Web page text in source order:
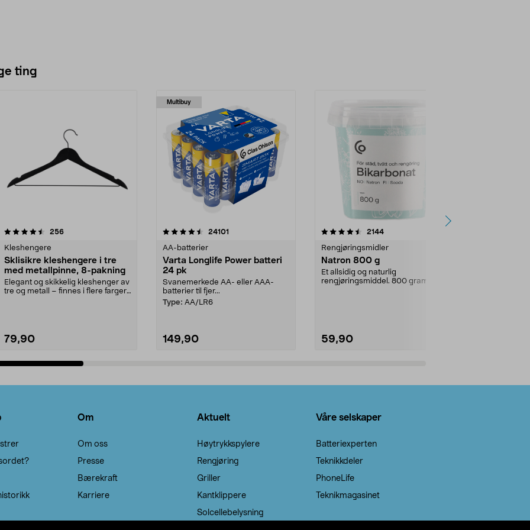
ting
256anmeldelser
Kleshengere
Sklisikre kleshengere i tre
med metallpinne, 8-pakning
Elegant og skikkelig kleshenger av
tre og metall – finnes i flere farger.
79,90
Multibuy
4.5av 5 stjerner 24101
AA-batterier
Varta Longlife Power batteri
24 pk
Svanemerkede AA- eller AAA-
batterier til fjer...
Type: AA/LR6
149,90
4.5av 5 stjerner 2144anmeldelser
Rengjøringsmidler
Natron 800 g
Et allsidig og naturlig
rengjøringsmiddel. 800 gram
59,90
4.0av 5 stjerner
Om
Om oss
Presse
Bærekraft
Karriere
Aktuelt
Høytrykkspylere
Rengjøring
Griller
Kantklippere
Solcellebelysning
Våre selskaper
Batteriexperten
Teknikkdeler
PhoneLife
Teknikmagasinet